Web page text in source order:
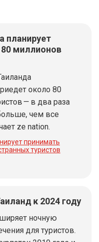
планирует
миллионов
около 80
— в два раза
чем все
ze nation.
к 2024 году
ночную
для туристов.